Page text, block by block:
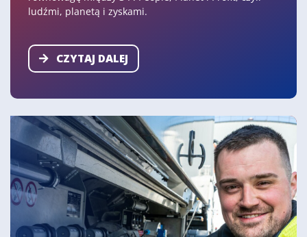
ludźmi, planetą i zyskami.
CZYTAJ DALEJ